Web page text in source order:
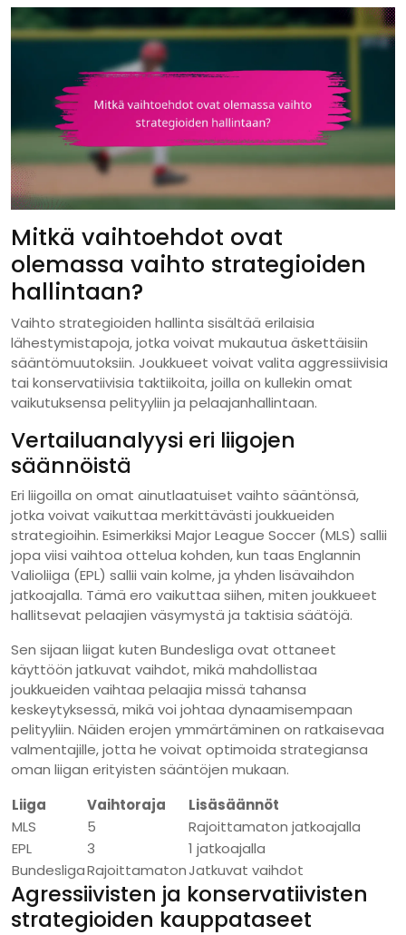
Mitkä vaihtoehdot ovat
olemassa vaihto strategioiden
hallintaan?
Vaihto strategioiden hallinta sisältää erilaisia
lähestymistapoja, jotka voivat mukautua äskettäisiin
sääntömuutoksiin. Joukkueet voivat valita aggressiivisia
tai konservatiivisia taktiikoita, joilla on kullekin omat
vaikutuksensa pelityyliin ja pelaajanhallintaan.
Vertailuanalyysi eri liigojen
säännöistä
Eri liigoilla on omat ainutlaatuiset vaihto sääntönsä,
jotka voivat vaikuttaa merkittävästi joukkueiden
strategioihin. Esimerkiksi Major League Soccer (MLS) sallii
jopa viisi vaihtoa ottelua kohden, kun taas Englannin
Valioliiga (EPL) sallii vain kolme, ja yhden lisävaihdon
jatkoajalla. Tämä ero vaikuttaa siihen, miten joukkueet
hallitsevat pelaajien väsymystä ja taktisia säätöjä.
Sen sijaan liigat kuten Bundesliga ovat ottaneet
käyttöön jatkuvat vaihdot, mikä mahdollistaa
joukkueiden vaihtaa pelaajia missä tahansa
keskeytyksessä, mikä voi johtaa dynaamisempaan
pelityyliin. Näiden erojen ymmärtäminen on ratkaisevaa
valmentajille, jotta he voivat optimoida strategiansa
oman liigan erityisten sääntöjen mukaan.
Liiga
Vaihtoraja
Lisäsäännöt
MLS
5
Rajoittamaton jatkoajalla
EPL
3
1 jatkoajalla
BundesligaRajoittamatonJatkuvat vaihdot
Agressiivisten ja konservatiivisten
strategioiden kauppataseet